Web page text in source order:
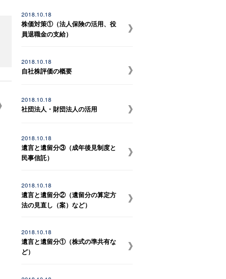
2018.10.18
株価対策①（法人保険の活用、役
員退職金の支給）
2018.10.18
自社株評価の概要
2018.10.18
社団法人・財団法人の活用
2018.10.18
遺言と遺留分③（成年後見制度と
民事信託）
2018.10.18
遺言と遺留分②（遺留分の算定方
法の見直し（案）など）
2018.10.18
遺言と遺留分①（株式の準共有な
ど）